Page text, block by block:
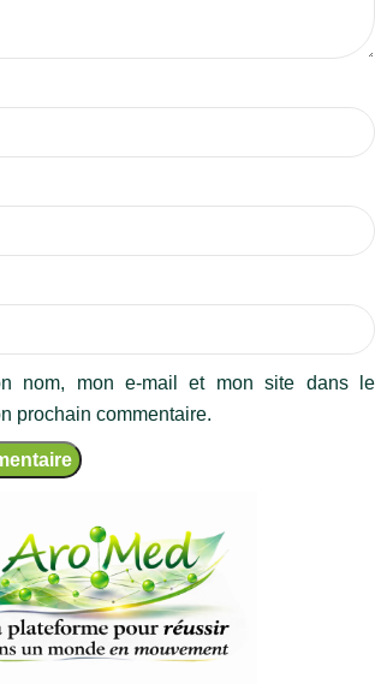
nom, mon e-mail et mon site dans le
prochain commentaire.